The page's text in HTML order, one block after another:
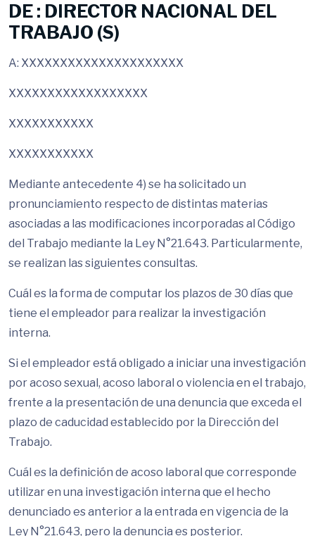
DE : DIRECTOR NACIONAL DEL
TRABAJO (S)
A: XXXXXXXXXXXXXXXXXXXXX
XXXXXXXXXXXXXXXXXX
XXXXXXXXXXX
XXXXXXXXXXX
Mediante antecedente 4) se ha solicitado un
pronunciamiento respecto de distintas materias
asociadas a las modificaciones incorporadas al Código
del Trabajo mediante la Ley N°21.643. Particularmente,
se realizan las siguientes consultas.
Cuál es la forma de computar los plazos de 30 días que
tiene el empleador para realizar la investigación
interna.
Si el empleador está obligado a iniciar una investigación
por acoso sexual, acoso laboral o violencia en el trabajo,
frente a la presentación de una denuncia que exceda el
plazo de caducidad establecido por la Dirección del
Trabajo.
Cuál es la definición de acoso laboral que corresponde
utilizar en una investigación interna que el hecho
denunciado es anterior a la entrada en vigencia de la
Ley N°21.643, pero la denuncia es posterior.